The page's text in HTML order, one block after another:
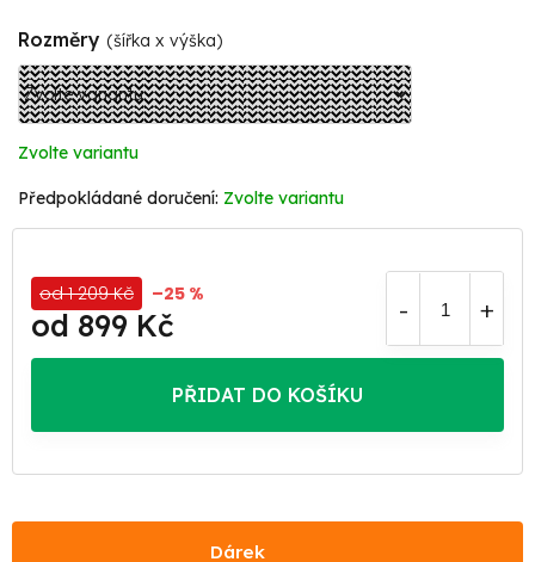
Rozměry (šířka x výška)
Zvolte variantu
Zvolte variantu
od 1 209 Kč –25 %
od 899 Kč
PŘIDAT DO KOŠÍKU
Dárek